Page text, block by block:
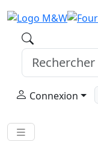
Connexion